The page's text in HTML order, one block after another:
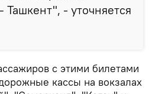
Ташкент", - уточняется
с этими билетами
кассы на вокзалах